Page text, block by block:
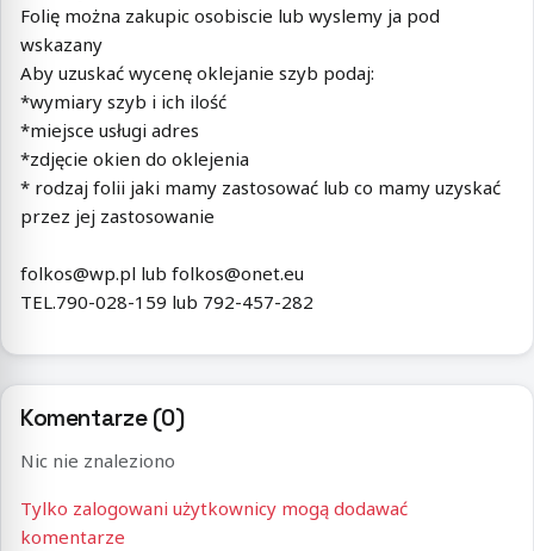
Folię można zakupic osobiscie lub wyslemy ja pod
wskazany
Aby uzuskać wycenę oklejanie szyb podaj:
*wymiary szyb i ich ilość
*miejsce usługi adres
*zdjęcie okien do oklejenia
* rodzaj folii jaki mamy zastosować lub co mamy uzyskać
przez jej zastosowanie
folkos@wp.pl lub folkos@onet.eu
TEL.790-028-159 lub 792-457-282
Komentarze (0)
Nic nie znaleziono
Tylko zalogowani użytkownicy mogą dodawać
komentarze